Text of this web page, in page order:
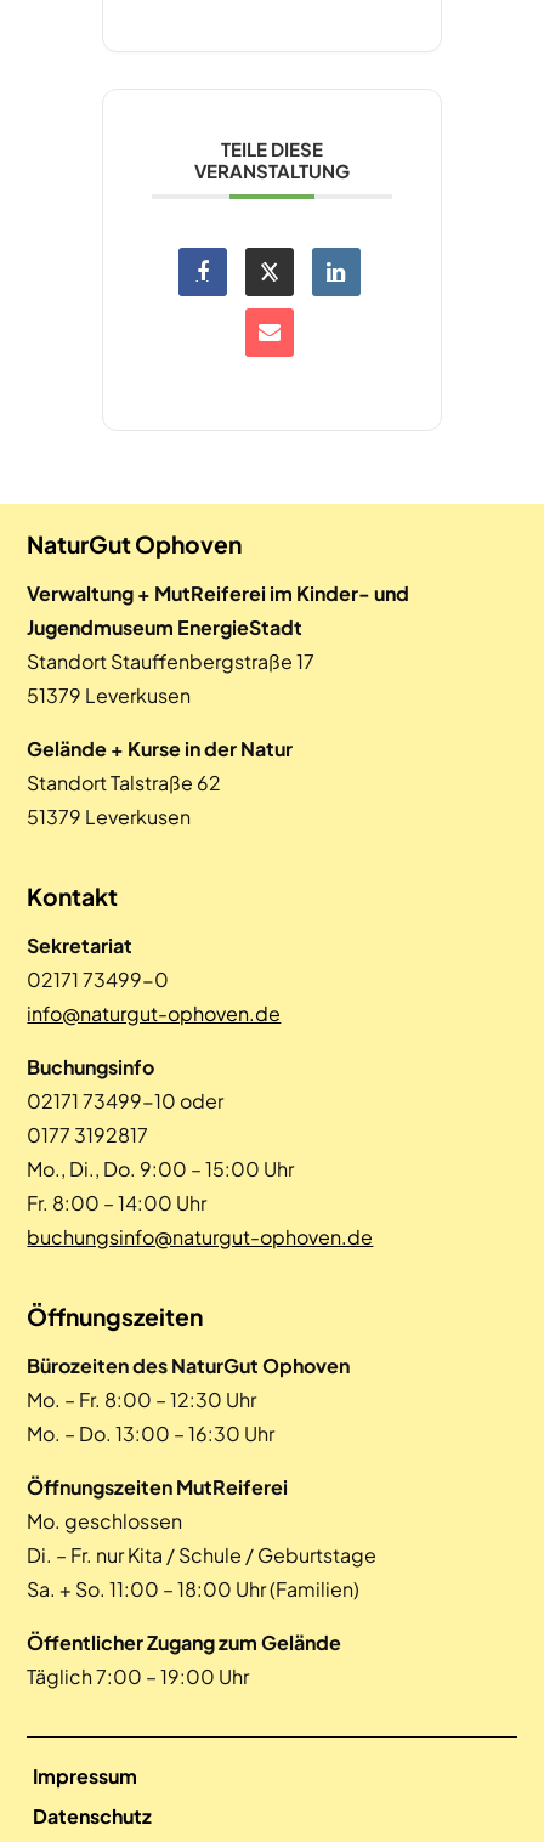
TEILE DIESE
VERANSTALTUNG
NaturGut Ophoven
Verwaltung + MutReiferei im Kinder- und
Jugendmuseum EnergieStadt
Standort Stauffenbergstraße 17
51379 Leverkusen
Gelände + Kurse in der Natur
Standort Talstraße 62
51379 Leverkusen
Kontakt
Sekretariat
02171 73499-0
info@naturgut-ophoven.de
Buchungsinfo
02171 73499-10 oder
0177 3192817
Mo., Di., Do. 9:00 – 15:00 Uhr
Fr. 8:00 – 14:00 Uhr
buchungsinfo@naturgut-ophoven.de
Öffnungszeiten
Bürozeiten des NaturGut Ophoven
Mo. – Fr. 8:00 – 12:30 Uhr
Mo. – Do. 13:00 – 16:30 Uhr
Öffnungszeiten MutReiferei
Mo. geschlossen
Di. – Fr. nur Kita / Schule / Geburtstage
Sa. + So. 11:00 – 18:00 Uhr (Familien)
Öffentlicher Zugang zum Gelände
Täglich 7:00 – 19:00 Uhr
Impressum
Datenschutz